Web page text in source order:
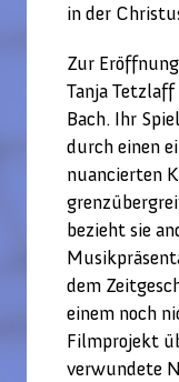
in der
Zur
Tanja
Bach. Ihr
durch einen
nuancierten
bezieht sie
dem
einem noch
Filmprojekt
verwundete